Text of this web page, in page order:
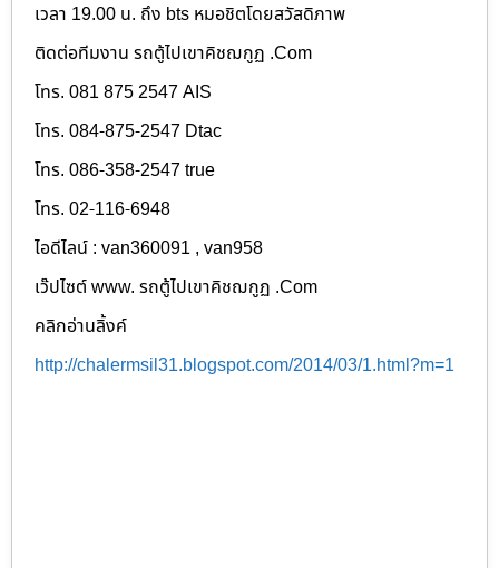
เวลา 19.00 น. ถึง bts หมอชิตโดยสวัสดิภาพ
ติดต่อทีมงาน รถตู้ไปเขาคิชฌกูฏ .Com
โทร. 081 875 2547 AIS
โทร. 084-875-2547 Dtac
โทร. 086-358-2547 true
โทร. 02-116-6948
ไอดีไลน์ : van360091 , van958
เว๊ปไซต์ www. รถตู้ไปเขาคิชฌกูฏ .Com
คลิกอ่านลิ้งค์
http://chalermsil31.blogspot.com/2014/03/1.html?m=1